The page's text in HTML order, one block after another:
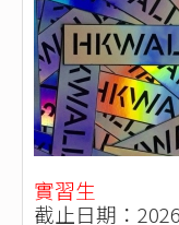
實習生
截止日期：